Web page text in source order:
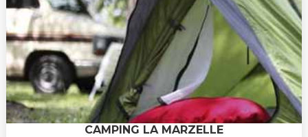
CAMPING LA MARZELLE